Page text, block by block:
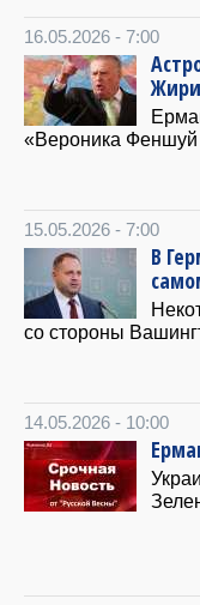
16.05.2026 - 7:00
«Вероника
15.05.2026 - 7:00
В
со стороны
14.05.2026 - 10:00